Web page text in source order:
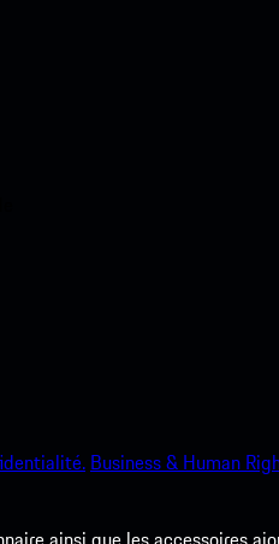
Business & Human